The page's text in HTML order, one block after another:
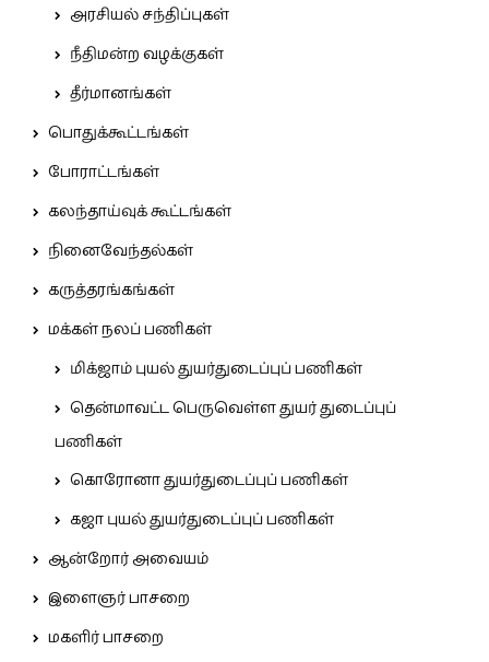
அரசியல் சந்திப்புகள்
நீதிமன்ற வழக்குகள்
தீர்மானங்கள்
பொதுக்கூட்டங்கள்
போராட்டங்கள்
கலந்தாய்வுக் கூட்டங்கள்
நினைவேந்தல்கள்
கருத்தரங்கங்கள்
மக்கள் நலப் பணிகள்
மிக்ஜாம் புயல் துயர்துடைப்புப் பணிகள்
தென்மாவட்ட பெருவெள்ள துயர் துடைப்புப்
பணிகள்
கொரோனா துயர்துடைப்புப் பணிகள்
கஜா புயல் துயர்துடைப்புப் பணிகள்
ஆன்றோர் அவையம்
இளைஞர் பாசறை
மகளிர் பாசறை